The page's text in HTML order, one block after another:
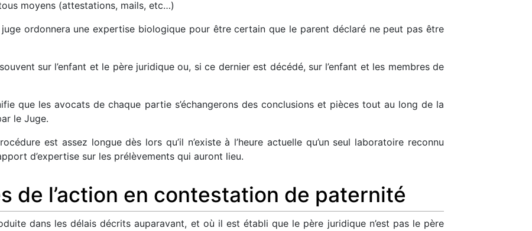
moyens (attestations, mails, etc…)
ordonnera une expertise biologique pour être certain que le parent déclaré ne peut pas être
sur l’enfant et le père juridique ou, si ce dernier est décédé, sur l’enfant et les membres de
que les avocats de chaque partie s’échangerons des conclusions et pièces tout au long de la
le Juge.
est assez longue dès lors qu’il n’existe à l’heure actuelle qu’un seul laboratoire reconnu
d’expertise sur les prélèvements qui auront lieu.
de l’action en contestation de paternité
dans les délais décrits auparavant, et où il est établi que le père juridique n’est pas le père